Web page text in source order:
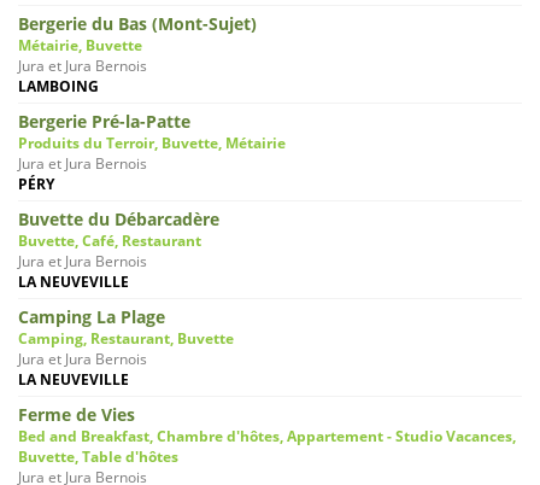
Bergerie du Bas (Mont-Sujet)
Métairie, Buvette
Jura et Jura Bernois
LAMBOING
Bergerie Pré-la-Patte
Produits du Terroir, Buvette, Métairie
Jura et Jura Bernois
PÉRY
Buvette du Débarcadère
Buvette, Café, Restaurant
Jura et Jura Bernois
LA NEUVEVILLE
Camping La Plage
Camping, Restaurant, Buvette
Jura et Jura Bernois
LA NEUVEVILLE
Ferme de Vies
Bed and Breakfast, Chambre d'hôtes, Appartement - Studio Vacances,
Buvette, Table d'hôtes
Jura et Jura Bernois